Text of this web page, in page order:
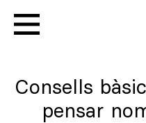
Consells
pensar